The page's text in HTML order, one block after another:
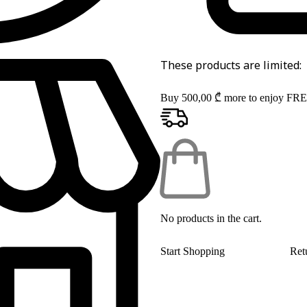
These products are limited:
Buy 500,00 ₾ more to enjoy
No products in the cart.
Start Shopping